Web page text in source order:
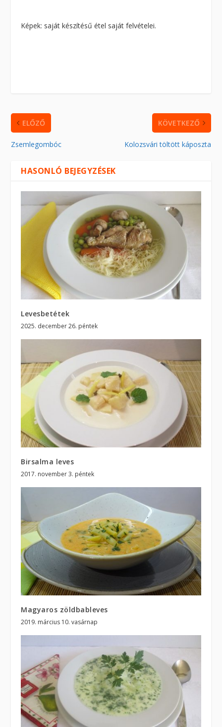
Képek: saját készítésű étel saját felvételei.
ELŐZŐ
Zsemlegombóc
KÖVETKEZŐ
Kolozsvári töltött káposzta
HASONLÓ BEJEGYZÉSEK
Levesbetétek
2025. december 26. péntek
Birsalma leves
2017. november 3. péntek
Magyaros zöldbableves
2019. március 10. vasárnap